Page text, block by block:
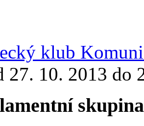
klub
27. 10. 2013 do